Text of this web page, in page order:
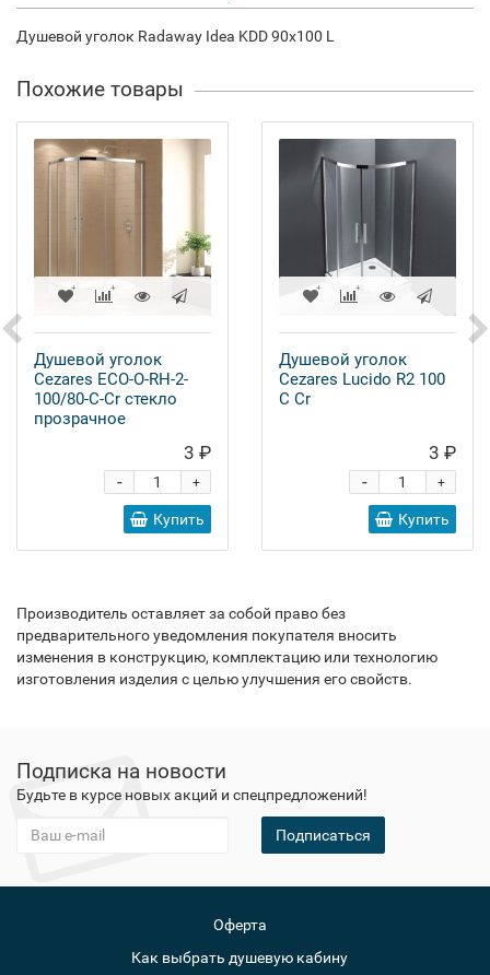
Душевой уголок Radaway Idea KDD 90x100 L
Похожие товары
Душевой уголок
Cezares ECO-O-RH-2-
100/80-C-Cr стекло
прозрачное
3 ₽
+
-
Купить
Душевой уголок
Cezares Lucido R2 100
C Cr
3 ₽
+
-
Купить
Производитель оставляет за собой право без
предварительного уведомления покупателя вносить
изменения в конструкцию, комплектацию или технологию
изготовления изделия с целью улучшения его свойств.
Подписка на новости
Будьте в курсе новых акций и спецпредложений!
Подписаться
Оферта
Как выбрать душевую кабину